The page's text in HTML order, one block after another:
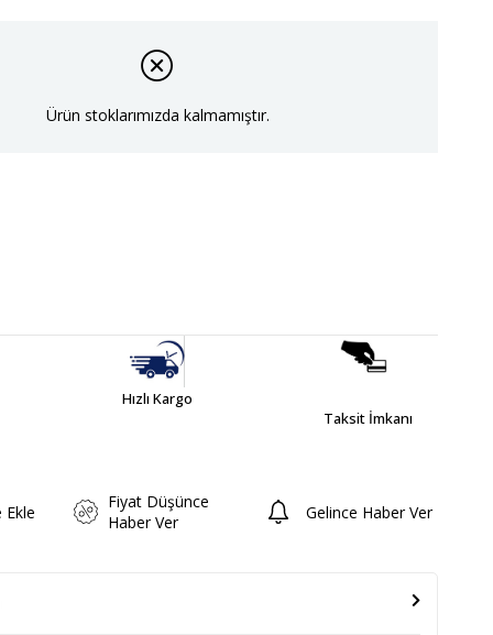
Ürün stoklarımızda kalmamıştır.
Hızlı Kargo
Taksit İmkanı
Ekle
Fiyat Düşünce
Haber Ver
Gelince Haber Ver